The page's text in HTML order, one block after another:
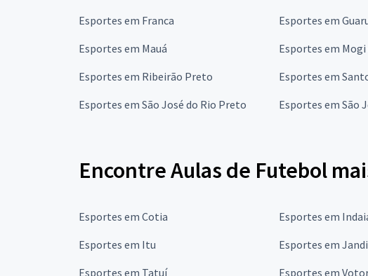
Esportes em Franca
Esportes em
Esportes em Mauá
Esportes em Mogi
Esportes em Ribeirão Preto
Esportes em
Esportes em São José do Rio Preto
Esportes em São
Encontre Aulas de Futebol
Esportes em Cotia Esportes em
Esportes em Itu
Esportes em
Esportes em Tatuí
Esportes em